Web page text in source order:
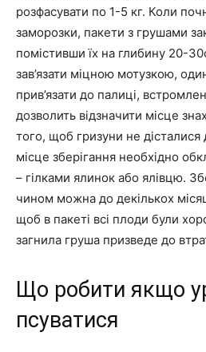
розфасувати по 1-5 кг. Коли
заморозки, пакети з грушами
помістивши їх на глибину 20-
зав’язати міцною мотузкою,
прив’язати до палиці,
дозволить відзначити місце
того, щоб гризуни не дісталися
місце зберігання необхідно
– гілками ялинок або ялівцю.
чином можна до декількох
щоб в пакеті всі плоди були
загнила груша призведе до
Що робити якщо
псуватися